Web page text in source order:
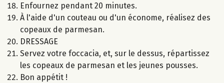
Enfournez pendant 20 minutes.
À l'aide d'un couteau ou d'un économe, réalisez des
copeaux de parmesan.
DRESSAGE
Servez votre foccacia, et, sur le dessus, répartissez
les copeaux de parmesan et les jeunes pousses.
Bon appétit !